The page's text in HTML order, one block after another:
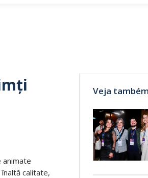
animate
calitate,
Veja também